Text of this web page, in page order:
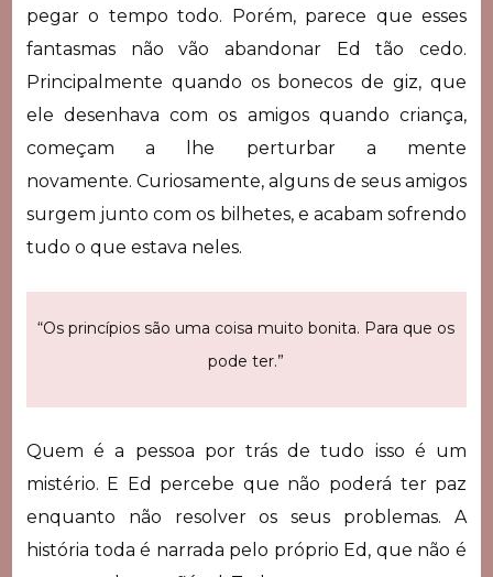
pegar o tempo todo. Porém, parece que esses
fantasmas não vão abandonar Ed tão cedo.
Principalmente quando os bonecos de giz, que
ele desenhava com os amigos quando criança,
começam a lhe perturbar a mente
novamente. Curiosamente, alguns de seus amigos
surgem junto com os bilhetes, e acabam sofrendo
tudo o que estava neles.
“Os princípios são uma coisa muito bonita. Para que os
pode ter.”
Quem é a pessoa por trás de tudo isso é um
mistério. E Ed percebe que não poderá ter paz
enquanto não resolver os seus problemas. A
história toda é narrada pelo próprio Ed, que não é